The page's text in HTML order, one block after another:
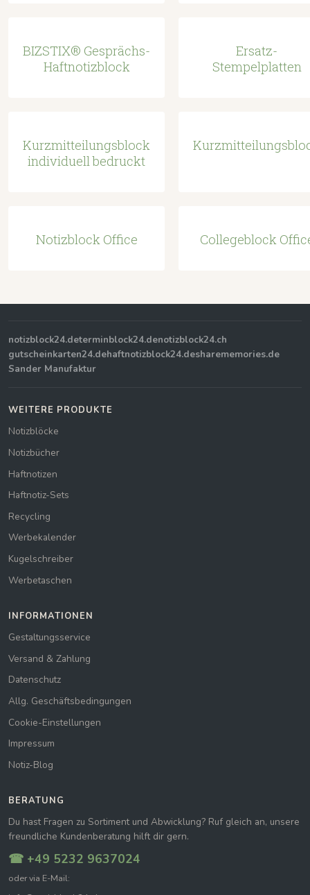
BIZSTIX® Gesprächs-
Haftnotizblock
Ersatz-
Stempelplatten
Kurzmitteilungsblock
individuell bedruckt
Notizblock Office Collegeblock
notizblock24.determinblock24.denotizblock24.ch
gutscheinkarten24.dehaftnotizblock24.desharememories.de
Sander Manufaktur
WEITERE PRODUKTE
Notizblöcke
Notizbücher
Haftnotizen
Haftnotiz-Sets
Recycling
Werbekalender
Kugelschreiber
Werbetaschen
INFORMATIONEN
Gestaltungsservice
Versand & Zahlung
Datenschutz
Allg. Geschäftsbedingungen
Cookie-Einstellungen
Impressum
Notiz-Blog
BERATUNG
Du hast Fragen zu Sortiment und Abwicklung? Ruf gleich an, unsere
freundliche Kundenberatung hilft dir gern.
☎ +49 5232 9637024
oder via E-Mail: